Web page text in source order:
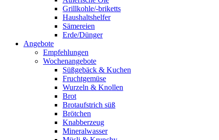
Grillkohle/-briketts
Haushaltshelfer
Sämereien
Erde/Dünger
Angebote
Empfehlungen
Wochenangebote
Süßgebäck & Kuchen
Fruchtgemüse
Wurzeln & Knollen
Brot
Brotaufstrich süß
Brötchen
Knabberzeug
Mineralwasser